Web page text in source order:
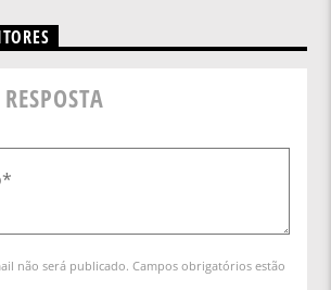
não será publicado. Campos obrigatórios estão